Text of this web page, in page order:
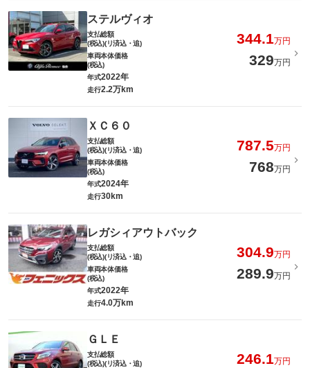
ステルヴィオ
支払総額
(税込)(リ済込・追)
344.1万円
車両本体価格
(税込)
329万円
年式2022年
走行2.2万km
ＸＣ６０
支払総額
(税込)(リ済込・追)
787.5万円
車両本体価格
(税込)
768万円
年式2024年
走行30km
レガシィアウトバック
支払総額
(税込)(リ済込・追)
304.9万円
車両本体価格
(税込)
289.9万円
年式2022年
走行4.0万km
ＧＬＥ
支払総額
(税込)(リ済込・追)
246.1万円